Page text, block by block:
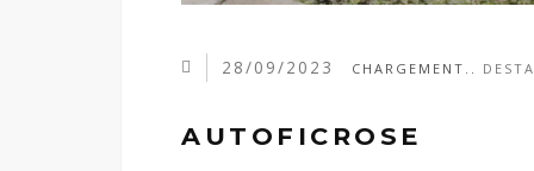
28/09/2023 CHARGEMENT..
AUTOFICROSE